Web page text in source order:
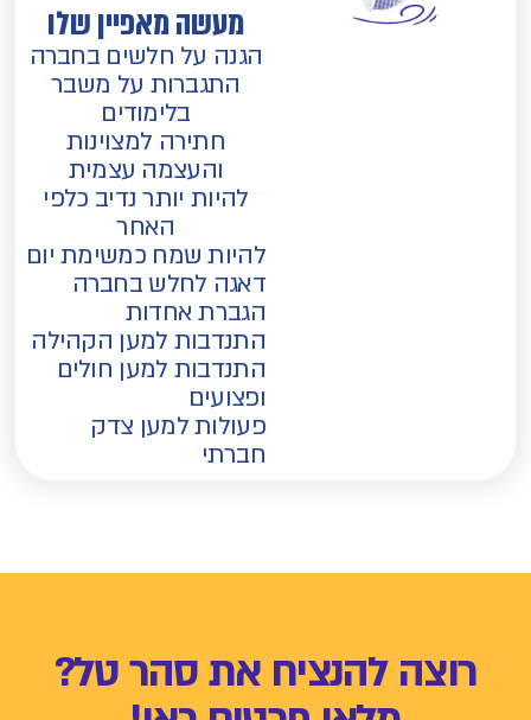
מעשה מאפיין שלו
הגנה על חלשים בחברה
התגברות על משבר
בלימודים
חתירה למצוינות
והעצמה עצמית
להיות יותר נדיב כלפי
האחר
להיות שמח כמשימת יום
דאגה לחלש בחברה
הגברת אחדות
התנדבות למען הקהילה
התנדבות למען חולים
ופצועים
פעולות למען צדק
חברתי
רוצה להנציח את סהר טל?